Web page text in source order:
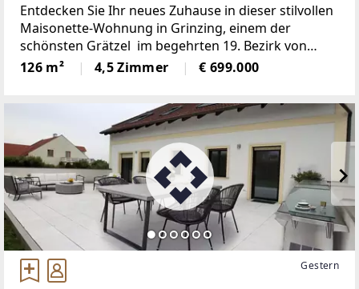
Entdecken Sie Ihr neues Zuhause in dieser stilvollen
Maisonette-Wohnung in Grinzing, einem der
schönsten Grätzel im begehrten 19. Bezirk von
Wien! Mit einer großzügigen Fläche von 126 m²
bietet diese gepflegte Wohnung ausreichend Platz
126 m² 4,5 Zimmer € 699.000
Gestern